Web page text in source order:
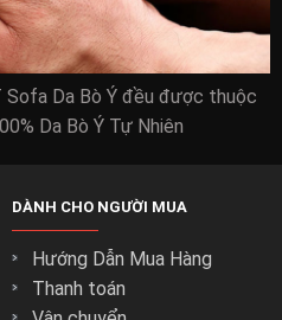
Sofa Da Bò Ý đều được thuộc
Da Bò Ý Tự Nhiên
DÀNH CHO NGƯỜI MUA
Hướng Dẫn Mua Hàng
Thanh toán